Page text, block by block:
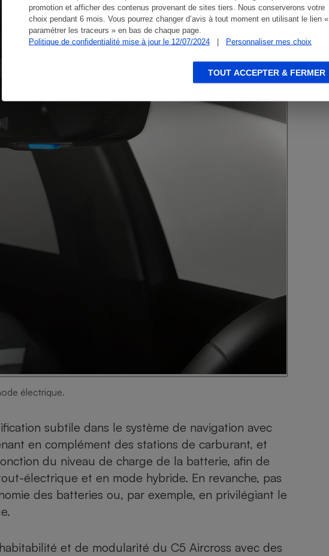
promotion et afficher des contenus provenant de sites tiers. Nous conserverons votre
choix pendant 6 mois. Vous pourrez changer d’avis à tout moment en utilisant le lien «
paramétrer les traceurs » en bas de chaque page.
Politique de confidentialité mise à jour le 12/07/2024
| Personnaliser mes choix
TOUT ACCEPTER & FERMER
électrique.
subtile dans le système de navigation avec
en complément des stations de carburant, et
du niveau de charge de la batterie, afin de
électrique et en mode hybride. En revanche, pas
des batteries ou, par exemple, en privilégiant le
et de modularité du C5 Aircross avec des